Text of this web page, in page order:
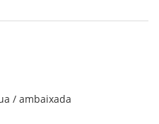
/ ambaixada